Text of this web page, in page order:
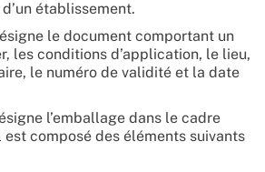
établissement.
le document comportant un
les conditions d’application, le lieu,
le numéro de validité et la date
l’emballage dans le cadre
est composé des éléments suivants